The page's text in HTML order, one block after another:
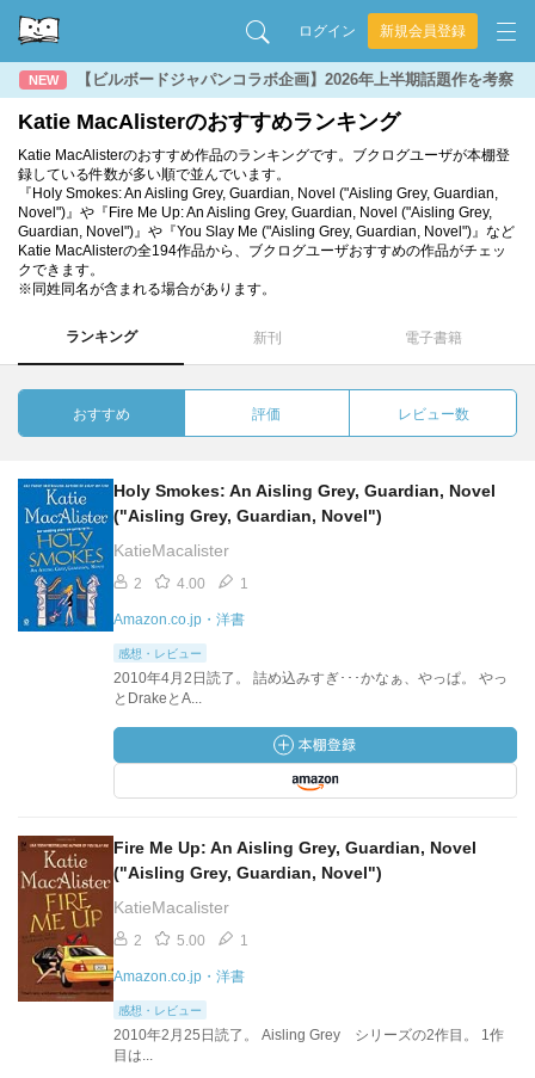
ログイン 新規会員登録
NEW 【ビルボードジャパンコラボ企画】2026年上半期話題作を考察
Katie MacAlisterのおすすめランキング
Katie MacAlisterのおすすめ作品のランキングです。ブクログユーザが本棚登
録している件数が多い順で並んでいます。
『Holy Smokes: An Aisling Grey, Guardian, Novel ("Aisling Grey, Guardian,
Novel")』や『Fire Me Up: An Aisling Grey, Guardian, Novel ("Aisling Grey,
Guardian, Novel")』や『You Slay Me ("Aisling Grey, Guardian, Novel")』など
Katie MacAlisterの全194作品から、ブクログユーザおすすめの作品がチェッ
クできます。
※同姓同名が含まれる場合があります。
ランキング 新刊 電子書籍
おすすめ 評価 レビュー数
Holy Smokes: An Aisling Grey, Guardian, Novel
("Aisling Grey, Guardian, Novel")
KatieMacalister
2 4.00 1
Amazon.co.jp・洋書
感想・レビュー
2010年4月2日読了。 詰め込みすぎ･･･かなぁ、やっぱ。 やっ
とDrakeとA...
Fire Me Up: An Aisling Grey, Guardian, Novel
("Aisling Grey, Guardian, Novel")
KatieMacalister
2 5.00 1
Amazon.co.jp・洋書
感想・レビュー
2010年2月25日読了。 Aisling Grey シリーズの2作目。 1作
目は...